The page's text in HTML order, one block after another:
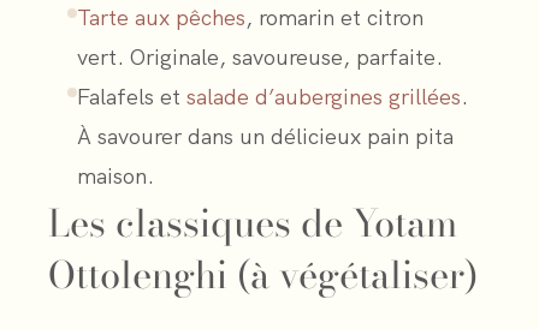
Tarte aux pêches, romarin et citron
vert. Originale, savoureuse, parfaite.
Falafels et salade d’aubergines grillées.
À savourer dans un délicieux pain pita
maison.
Les classiques de Yotam
Ottolenghi (à végétaliser)